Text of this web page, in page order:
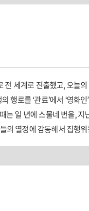
는 물론 엔터테이너. 문화
이다.
장의 컬러 사진을 수록해
화를 보듯 생생하게 느끼게
전 세계로 진출했고, 오늘
행로를 ‘관료’에서 ‘영
는 일 년에 스물네 번을,
의 열정에 감동해서 집행
후 15년. 나는 나의 모든 ‘